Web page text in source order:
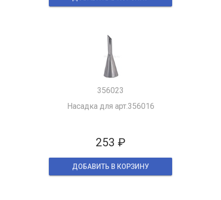
356023
Насадка для арт.356016
253 ₽
ДОБАВИТЬ В КОРЗИНУ